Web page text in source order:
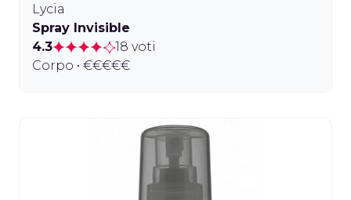
Lycia
Spray Invisible
4.3
18 voti
Corpo • €€€€€